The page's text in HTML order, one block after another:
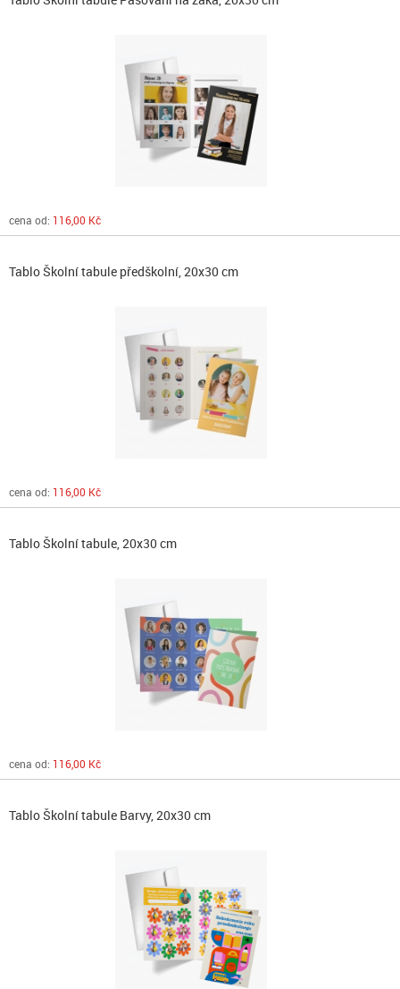
cena od: 116,00 Kč
Tablo Školní tabule předškolní, 20x30 cm
cena od: 116,00 Kč
Tablo Školní tabule, 20x30 cm
cena od: 116,00 Kč
Tablo Školní tabule Barvy, 20x30 cm